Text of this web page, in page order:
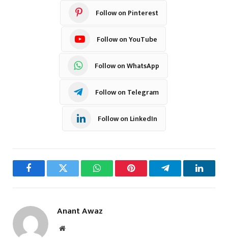
Follow on Pinterest
Follow on YouTube
Follow on WhatsApp
Follow on Telegram
Follow on LinkedIn
FacebookTwitter WhatsAppPinterest Telegram
Anant Awaz
Website